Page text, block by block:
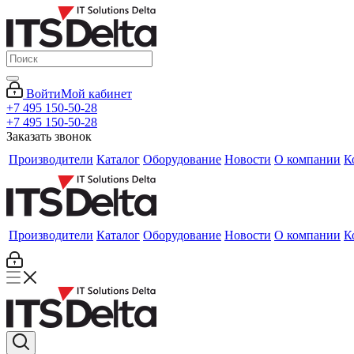
ВойтиМой кабинет
+7 495 150-50-28
+7 495 150-50-28
Заказать звонок
Производители Каталог Оборудование Новости О компании
Производители Каталог Оборудование Новости О компании